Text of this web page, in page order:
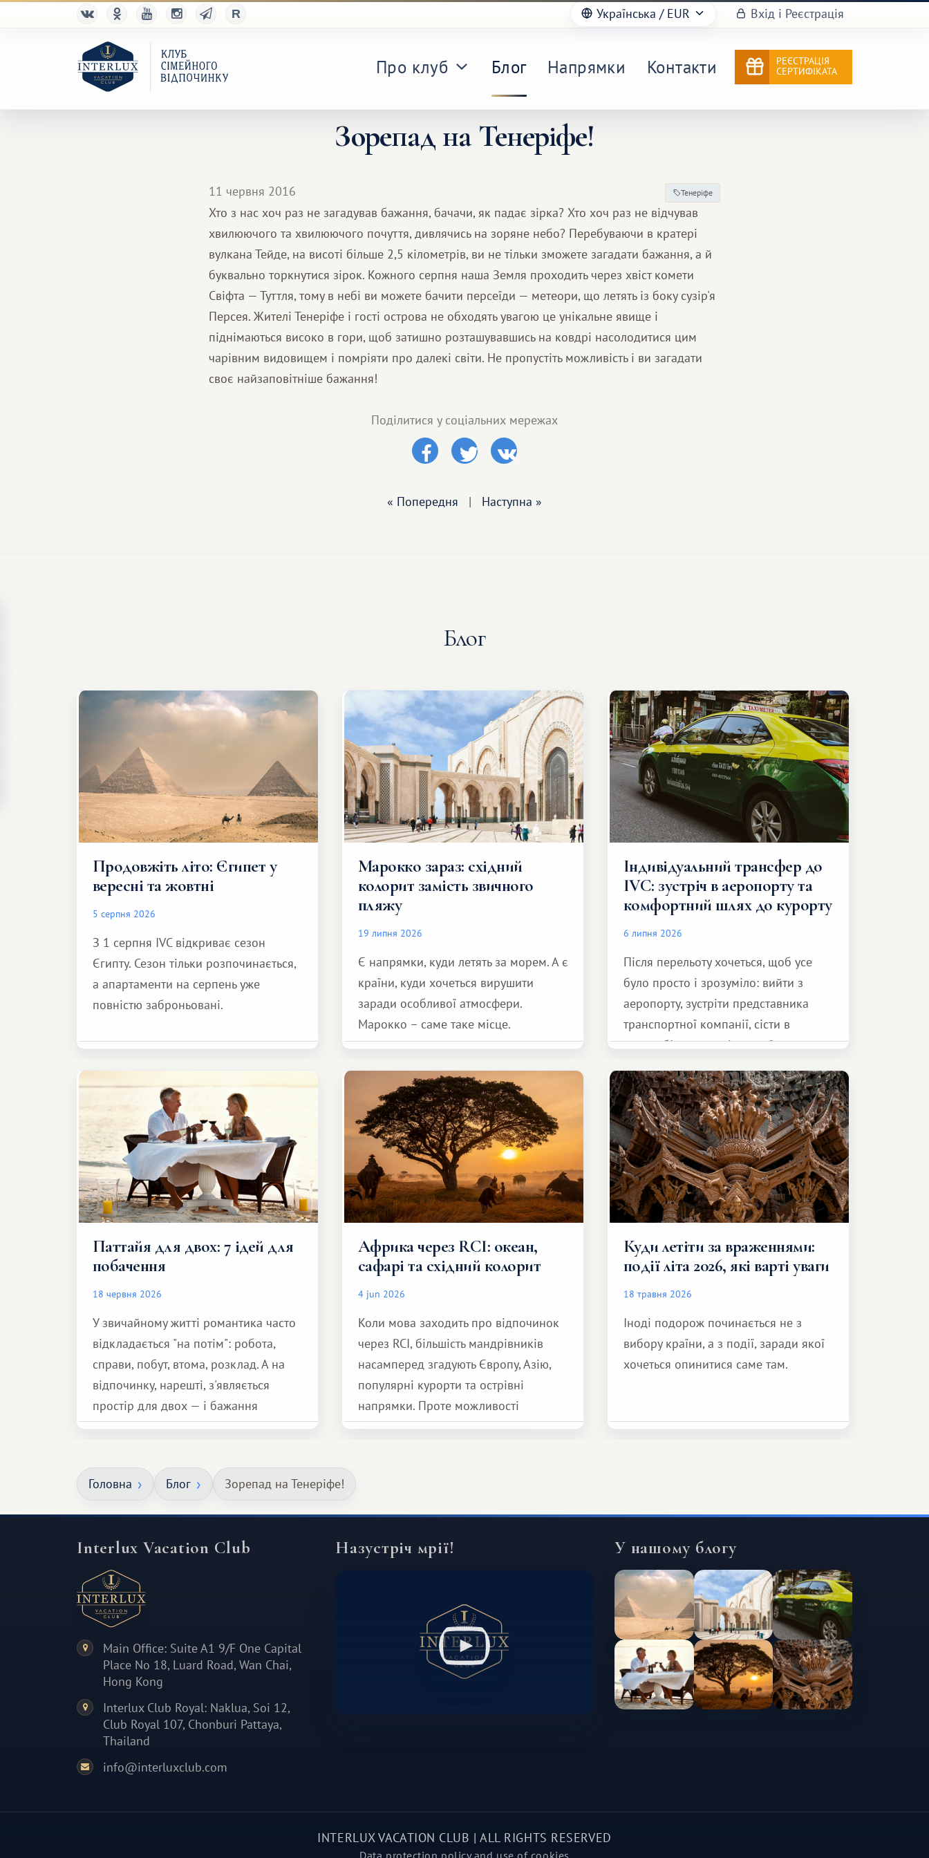
Українська / EUR Вхід і Реєстрація
Про клуб Блог Напрямки Контакти
РЕЄСТРАЦІЯ
СЕРТИФІКАТА
Зорепад на Тенеріфе!
11 червня 2016 Тенеріфе
Хто з нас хоч раз не загадував бажання, бачачи, як падає зірка? Хто хоч раз не відчував
хвилюючого та хвилюючого почуття, дивлячись на зоряне небо? Перебуваючи в кратері
вулкана Тейде, на висоті більше 2,5 кілометрів, ви не тільки зможете загадати бажання, а й
буквально торкнутися зірок. Кожного серпня наша Земля проходить через хвіст комети
Свіфта — Туттля, тому в небі ви можете бачити персеїди — метеори, що летять із боку сузір'я
Персея. Жителі Тенеріфе і гості острова не обходять увагою це унікальне явище і
піднімаються високо в гори, щоб затишно розташувавшись на ковдрі насолодитися цим
чарівним видовищем і помріяти про далекі світи. Не пропустіть можливість і ви загадати
своє найзаповітніше бажання!
Поділитися у соціальних мережах
« Попередня | Наступна »
Блог
Продовжіть літо: Єгипет у
вересні та жовтні
5 серпня 2026
З 1 серпня IVC відкриває сезон
Єгипту. Сезон тільки розпочинається,
а апартаменти на серпень уже
повністю заброньовані.
Марокко зараз: східний
колорит замість звичного
пляжу
19 липня 2026
Є напрямки, куди летять за морем. А є
країни, куди хочеться вирушити
заради особливої ​​атмосфери.
Марокко – саме таке місце.
Індивідуальний трансфер до
IVC: зустріч в аеропорту та
комфортний шлях до курорту
6 липня 2026
Після перельоту хочеться, щоб усе
було просто і зрозуміло: вийти з
аеропорту, зустріти представника
транспортної компанії, сісти в
автомобіль та спокійно доїхати до
Паттайя для двох: 7 ідей для
побачення
18 червня 2026
У звичайному житті романтика часто
відкладається "на потім": робота,
справи, побут, втома, розклад. А на
відпочинку, нарешті, з'являється
простір для двох — і бажання
зробити для близької людини щось
але тепле і незабутнє :)
Африка через RCI: океан,
сафарі та східний колорит
4 jun 2026
Коли мова заходить про відпочинок
через RCI, більшість мандрівників
насамперед згадують Європу, Азію,
популярні курорти та острівні
напрямки. Проте можливості
обмінної системи значно ширші.
Куди летіти за враженнями:
події літа 2026, які варті уваги
18 травня 2026
Іноді подорож починається не з
вибору країни, а з події, заради якої
хочеться опинитися саме там.
Головна Блог Зорепад на Тенеріфе!
Interlux Vacation Club
Main Office: Suite A1 9/F One Capital
Place No 18, Luard Road, Wan Chai,
Hong Kong
Interlux Club Royal: Naklua, Soi 12,
Club Royal 107, Chonburi Pattaya,
Thailand
info@interluxclub.com
Назустріч мрії! У нашому блогу
INTERLUX VACATION CLUB | ALL RIGHTS RESERVED
Data protection policy and use of cookies